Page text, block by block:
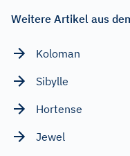
Weitere Artikel aus
Koloman
Sibylle
Hortense
Jewel